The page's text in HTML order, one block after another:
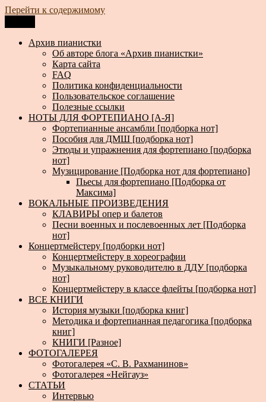
Перейти к содержимому
Архив пианистки
Всё для пианистов: ноты, книги, музыка, статьи…
Архив пианистки
Об авторе блога «Архив пианистки»
Карта сайта
FAQ
Политика конфиденциальности
Пользовательское соглашение
Полезные ссылки
НОТЫ ДЛЯ ФОРТЕПИАНО [А-Я]
Фортепианные ансамбли [подборка нот]
Пособия для ДМШ [подборка нот]
Этюды и упражнения для фортепиано [подборка
нот]
Музицирование [Подборка нот для фортепиано]
Пьесы для фортепиано [Подборка от
Максима]
ВОКАЛЬНЫЕ ПРОИЗВЕДЕНИЯ
КЛАВИРЫ опер и балетов
Песни военных и послевоенных лет [Подборка
нот]
Концертмейстеру [подборки нот]
Концертмейстеру в хореографии
Музыкальному руководителю в ДДУ [подборка
нот]
Концертмейстеру в классе флейты [подборка нот]
ВСЕ КНИГИ
История музыки [подборка книг]
Методика и фортепианная педагогика [подборка
книг]
КНИГИ [Разное]
ФОТОГАЛЕРЕЯ
Фотогалерея «С. В. Рахманинов»
Фотогалерея «Нейгауз»
СТАТЬИ
Интервью